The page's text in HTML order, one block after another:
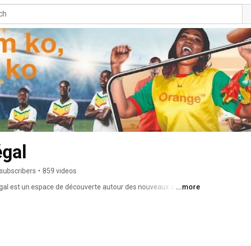
• 859 videos
est un espace de découverte autour des nouveaux usages
...more